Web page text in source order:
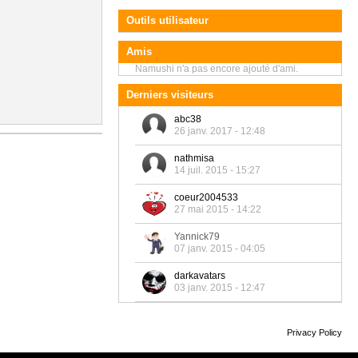
Outils utilisateur
Amis
Namushi n'a pas encore ajouté d'ami.
Derniers visiteurs
abc38
26 janv. 2017 - 12:48
nathmisa
14 juil. 2015 - 15:27
coeur2004533
27 mai 2015 - 14:22
Yannick79
07 janv. 2015 - 04:05
darkavatars
03 janv. 2015 - 12:47
Privacy Policy